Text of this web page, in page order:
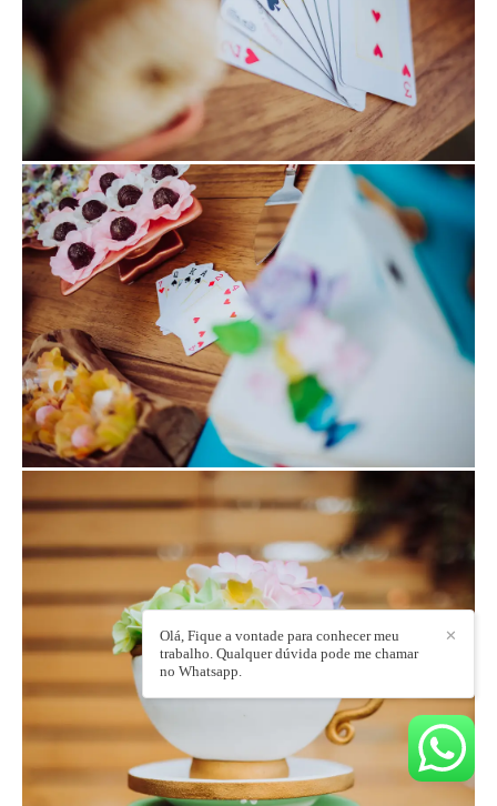
✕
Olá, Fique a vontade para conhecer meu
trabalho. Qualquer dúvida pode me chamar
no Whatsapp.